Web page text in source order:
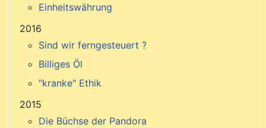
Einheitswährung
2016
Sind wir ferngesteuert ?
Billiges Öl
"kranke" Ethik
2015
Die Büchse der Pandora